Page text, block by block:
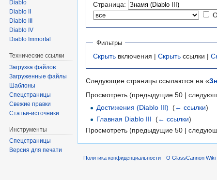
Страница:
Фильтры
Скрыть включения | Скрыть ссылки |
Следующие страницы ссылаются на «
Просмотреть (предыдущие 50 |
Достижения (Diablo III) ‎(← ссылки)
Главная Diablo III ‎(← ссылки)
Просмотреть (предыдущие 50 |
Diablo
Diablo II
Diablo III
Diablo IV
Diablo Immortal
Технические ссылки
Загрузка файлов
Загруженные файлы
Шаблоны
Спецстраницы
Свежие правки
Статьи-источники
Инструменты
Спецстраницы
Версия для печати
Политика конфиденциальности О GlassCannon Wiki